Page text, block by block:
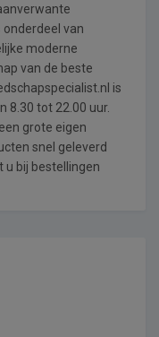
onderdeel van
moderne
van de beste
is
8.30 tot 22.00 uur.
grote eigen
snel geleverd
u bij bestellingen